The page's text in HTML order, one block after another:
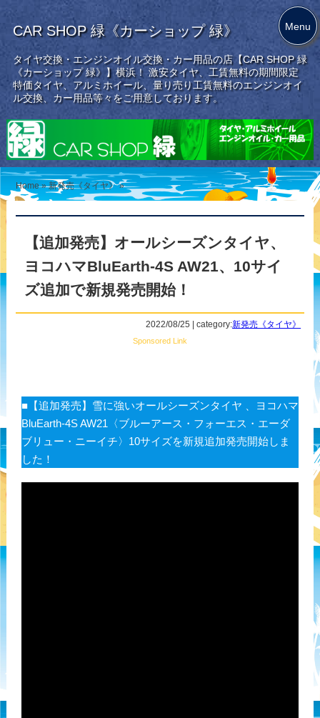
CAR SHOP 緑《カーショップ 緑》
タイヤ交換・エンジンオイル交換・カー用品の店【CAR SHOP 緑
《カーショップ 緑》】横浜！ 激安タイヤ、工賃無料の期間限定
特価タイヤ、アルミホイール、量り売り工賃無料のエンジンオイ
ル交換、カー用品等々をご用意しております。
Home »新発売《タイヤ》 »
【追加発売】オールシーズンタイヤ、
ヨコハマBluEarth-4S AW21、10サイ
ズ追加で新規発売開始！
2022/08/25 | category:新発売《タイヤ》
Sponsored Link
■【追加発売】雪に強いオールシーズンタイヤ 、ヨコハマ
BluEarth-4S AW21〈ブルーアース・フォーエス・エーダ
ブリュー・ニーイチ〉10サイズを新規追加発売開始しま
した！
Menu